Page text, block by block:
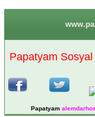
Papatyam Sosyal
Papatyam